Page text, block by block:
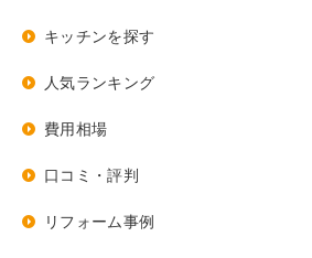
キッチンを探す
人気ランキング
費用相場
口コミ・評判
リフォーム事例